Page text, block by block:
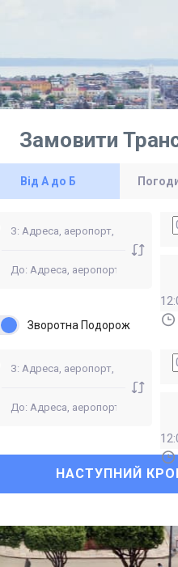
Замовити
Від А до Б
Зворотна Подорож
НАСТУПНИЙ